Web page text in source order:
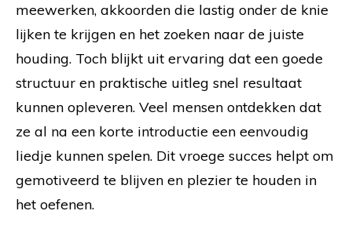
meewerken, akkoorden die lastig onder de knie
lijken te krijgen en het zoeken naar de juiste
houding. Toch blijkt uit ervaring dat een goede
structuur en praktische uitleg snel resultaat
kunnen opleveren. Veel mensen ontdekken dat
ze al na een korte introductie een eenvoudig
liedje kunnen spelen. Dit vroege succes helpt om
gemotiveerd te blijven en plezier te houden in
het oefenen.